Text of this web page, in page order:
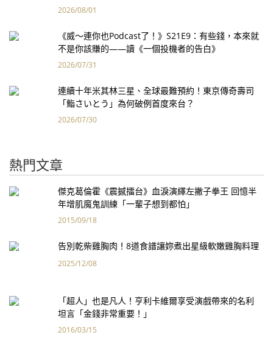
2026/08/01
《威～連你也Podcast了！》S21E9：有些錢，本來就
不是你該賺的——讀《一個投機者的告白》
2026/07/31
連續十年米其林三星、全球最難預約！東京傳奇壽司
「鮨さいとう」為何破例首度來台？
2026/07/30
熱門文章
傑克葛倫霍《震撼擂台》血淚演繹左撇子拳王 回憶半
年增肌魔鬼訓練「一輩子想到都怕」
2015/09/18
告別乾柴雞胸肉！8道食譜讓妳煮出星級軟嫩雞胸料理
2025/12/08
「超人」也是凡人！亨利卡維爾享受演戲帶來的名利
坦言「金錢非常重要！」
2016/03/15